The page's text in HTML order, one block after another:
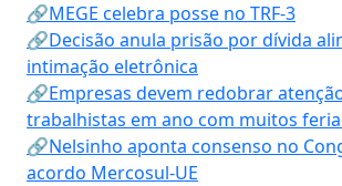
🔗MEGE celebra posse no TRF-3
🔗Decisão anula prisão por dívida
intimação eletrônica
🔗Empresas devem redobrar
trabalhistas em ano com muitos
🔗Nelsinho aponta consenso no
acordo Mercosul-UE